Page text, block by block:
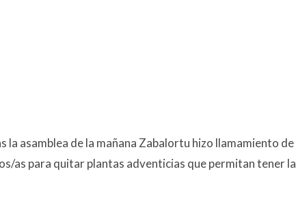
la asamblea de la mañana Zabalortu hizo llamamiento de
as para quitar plantas adventicias que permitan tener la